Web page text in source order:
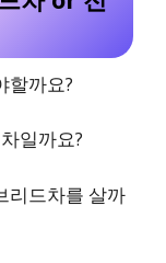
할까요?
일까요?
리드차를 살까